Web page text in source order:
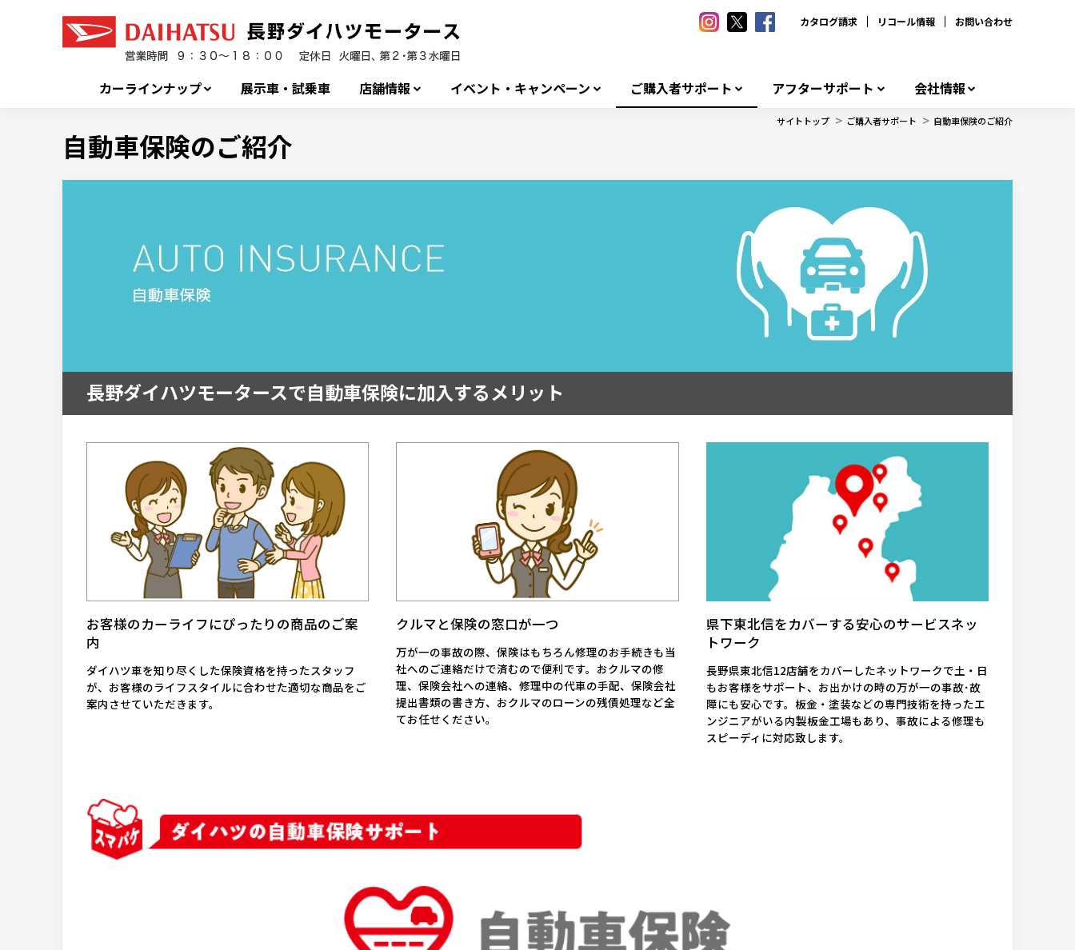
カタログ請求 リコール情報 お問い合わせ
カーラインナップ 展示車・試乗車 店舗情報 イベント・キャンペーン ご購入者サポート アフターサポート 会社情報
サイトトップ > ご購入者サポート > 自動車保険のご紹介
自動車保険のご紹介
長野ダイハツモータースで自動車保険に加入するメリット
お客様のカーライフにぴったりの商品のご案
内
ダイハツ車を知り尽くした保険資格を持ったスタッフ
が、お客様のライフスタイルに合わせた適切な商品をご
案内させていただきます。
クルマと保険の窓口が一つ
万が一の事故の際、保険はもちろん修理のお手続きも当
社へのご連絡だけで済むので便利です。おクルマの修
理、保険会社への連絡、修理中の代車の手配、保険会社
提出書類の書き方、おクルマのローンの残債処理など全
てお任せください。
県下東北信をカバーする安心のサービスネッ
トワーク
長野県東北信12店舗をカバーしたネットワークで土・日
もお客様をサポート、お出かけの時の万が一の事故･故
障にも安心です。板金・塗装などの専門技術を持ったエ
ンジニアがいる内製板金工場もあり、事故による修理も
スピーディに対応致します。